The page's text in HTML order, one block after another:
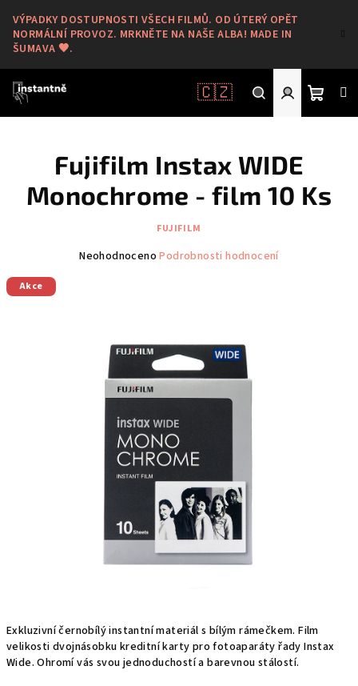
obsah
VÝPADKY DOSTUPNOSTI VŠECH FILMŮ. OD ÚTERÝ OPĚT
NORMÁLNÍ PROVOZ. MRKNĚTE NA NAŠE ALBA! MADE IN
ŠUMAVA 🖤.
🇨🇿
Hledat Přihlášení
Exkluzivní černobílý instantní materiál s bílým rámečkem. Film
velikosti dvojnásobku kreditní karty pro fotoaparáty řady Instax
Wide. Ohromí vás svou jednoduchostí a barevnou stálostí.
Fujifilm Instax WIDE
Monochrome - film 10 Ks
FUJIFILM
Průměrné
hvězdiček.
Neohodnoceno Podrobnosti hodnocení
Akce